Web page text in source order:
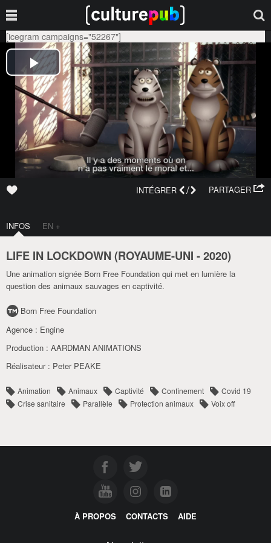
[icegram campaigns="52267"]
PARTAGER
INTÉGRER /
INFOS EN +
LIFE IN LOCKDOWN (ROYAUME-UNI -2020)
Une animation signée Born Free Foundation qui met en lumière la
question des animaux sauvages en captivité.
Born Free Foundation
Agence : Engine
Production : AARDMAN ANIMATIONS
Réalisateur : Peter PEAKE
Animation Animaux Captivité Confinement
Covid 19
Crise sanitaire
Parallèle Protection animaux Voix off
À PROPOS CONTACTS AIDE